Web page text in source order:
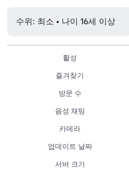
수위: 최소 • 나이 16세 이상
활성
즐겨찾기
방문 수
음성 채팅
카메라
업데이트 날짜
서버 크기